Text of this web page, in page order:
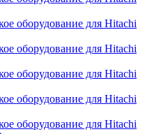
оборудование для Hitachi
оборудование для Hitachi
оборудование для Hitachi
оборудование для Hitachi
оборудование для Hitachi